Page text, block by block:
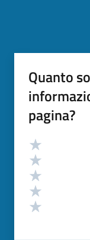
Quanto
pagina?
Valutazione